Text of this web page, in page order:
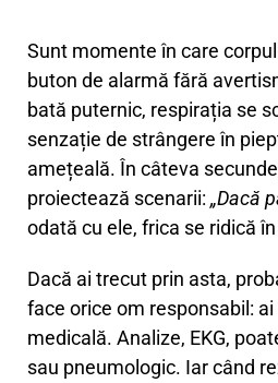
Sunt momente în care
buton de alarmă fără
bată puternic, respirația se
senzație de strângere în
amețeală. În câteva
proiectează scenarii: „Dacă
odată cu ele, frica se ridică
Dacă ai trecut prin asta,
face orice om responsabil:
medicală. Analize, EKG,
sau pneumologic. Iar când